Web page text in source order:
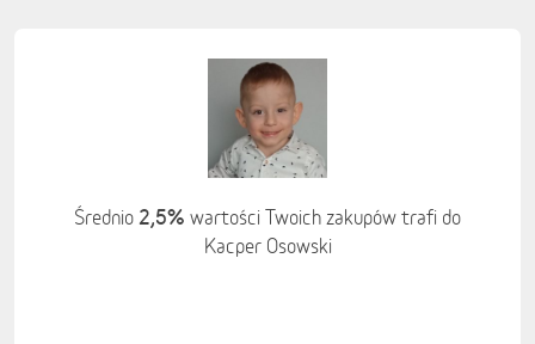
Średnio 2,5% wartości Twoich zakupów trafi do
Kacper Osowski